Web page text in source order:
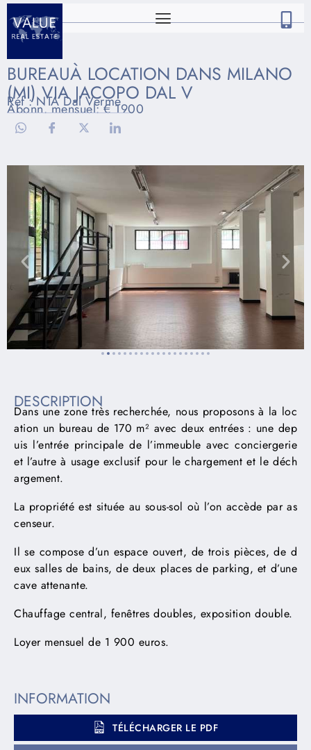
BUREAUÀ LOCATION DANS MILANO
(MI) VIA JACOPO DAL V
Réf : NTA Dal Verme
Abonn. mensuel: € 1900
DESCRIPTION
Dans une zone très recherchée, nous proposons à la loc
ation un bureau de 170 m² avec deux entrées : une dep
uis l’entrée principale de l’immeuble avec conciergerie
et l’autre à usage exclusif pour le chargement et le déch
argement.
La propriété est située au sous-sol où l’on accède par as
censeur.
Il se compose d’un espace ouvert, de trois pièces, de d
eux salles de bains, de deux places de parking, et d’une
cave attenante.
Chauffage central, fenêtres doubles, exposition double.
Loyer mensuel de 1 900 euros.
INFORMATION
TÉLÉCHARGER LE PDF